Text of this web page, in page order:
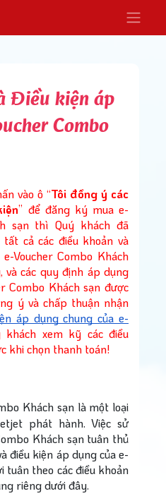
Điều kiện áp
Combo
vào ô “Tôi đồng ý các
” để đăng ký mua e-
sạn thì Quý khách đã
cả các điều khoản và
Voucher Combo Khách
và các quy định áp dụng
Combo Khách sạn được
ý và chấp thuận nhận
áp dụng chung của e-
xem kỹ các điều
khi chọn thanh toán!
Khách sạn là một loại
phát hành. Việc sử
Khách sạn tuân thủ
điều kiện áp dụng của e-
tuân theo các điều khoản
riêng dưới đây.